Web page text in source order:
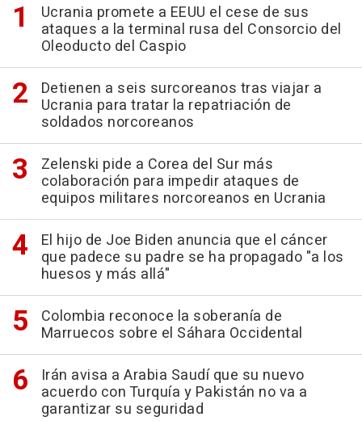
Ucrania promete a EEUU el cese de sus
ataques a la terminal rusa del Consorcio del
Oleoducto del Caspio
Detienen a seis surcoreanos tras viajar a
Ucrania para tratar la repatriación de
soldados norcoreanos
Zelenski pide a Corea del Sur más
colaboración para impedir ataques de
equipos militares norcoreanos en Ucrania
El hijo de Joe Biden anuncia que el cáncer
que padece su padre se ha propagado "a los
huesos y más allá"
Colombia reconoce la soberanía de
Marruecos sobre el Sáhara Occidental
Irán avisa a Arabia Saudí que su nuevo
acuerdo con Turquía y Pakistán no va a
garantizar su seguridad